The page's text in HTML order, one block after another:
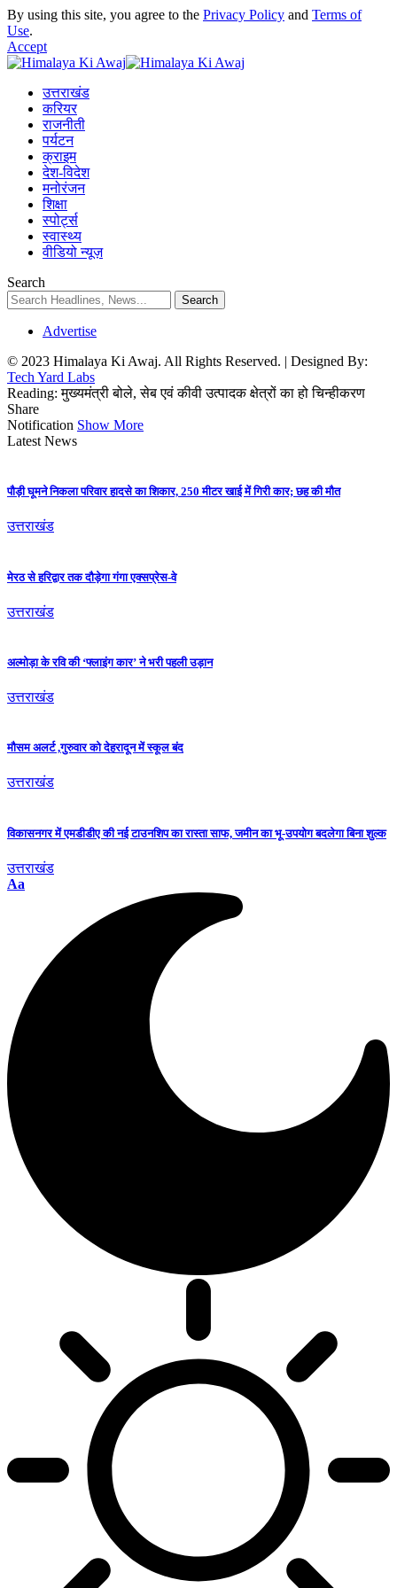
By using this site, you agree to the Privacy Policy and Terms of
Use.
Accept
उत्तराखंड
करियर
राजनीती
पर्यटन
क्राइम
देश-विदेश
मनोरंजन
शिक्षा
स्पोर्ट्स
स्वास्थ्य
वीडियो न्यूज़
Search
Advertise
© 2023 Himalaya Ki Awaj. All Rights Reserved. | Designed By:
Tech Yard Labs
Reading: मुख्‍यमंत्री बोले, सेब एवं कीवी उत्पादक क्षेत्रों का हो चिन्हीकरण
Share
Notification Show More
Latest News
पौड़ी घूमने निकला परिवार हादसे का शिकार, 250 मीटर खाई में गिरी कार; छह की मौत
उत्तराखंड
मेरठ से हरिद्वार तक दौड़ेगा गंगा एक्सप्रेस-वे
उत्तराखंड
अल्मोड़ा के रवि की ‘फ्लाइंग कार’ ने भरी पहली उड़ान
उत्तराखंड
मौसम अलर्ट ,गुरुवार को देहरादून में स्कूल बंद
उत्तराखंड
विकासनगर में एमडीडीए की नई टाउनशिप का रास्ता साफ, जमीन का भू-उपयोग बदलेगा बिना शुल्क
उत्तराखंड
Aa